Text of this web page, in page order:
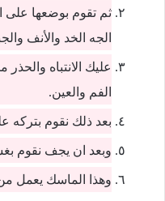
ثم تقوم بوضعها
الجه الخد والأنف
عليك الانتباه
الفم والعين.
بعد ذلك نقوم بتركه
وبعد ان يجف نقوم
وهذا الماسك يعمل